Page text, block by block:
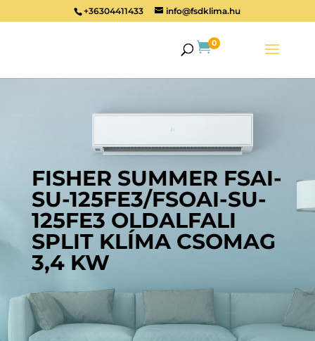
+36304411433 info@fsdklima.hu
0
FISHER SUMMER FSAI-
SU-125FE3/FSOAI-SU-
125FE3 OLDALFALI
SPLIT KLÍMA CSOMAG
3,4 KW